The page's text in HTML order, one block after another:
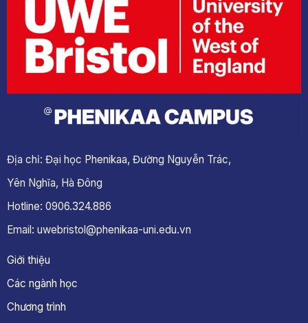
Địa chỉ: Đại học Phenikaa, Đường Nguyễn Trác,
Yên Nghĩa, Hà Đông
Hotline: 0906.324.886
Email: uwebristol@phenikaa-uni.edu.vn
Giới thiệu
Các ngành học
Chương trình